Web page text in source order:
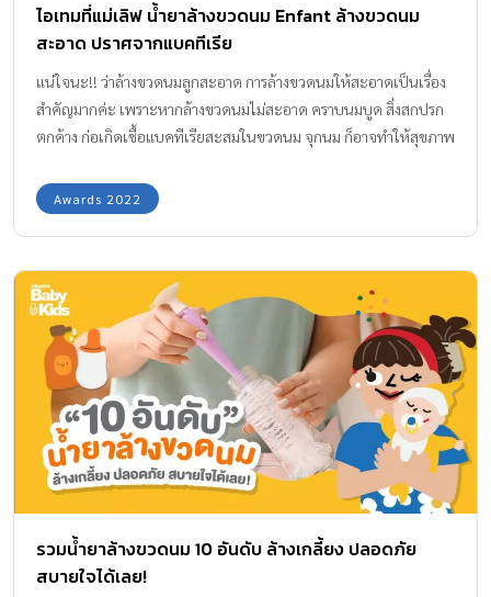
ไอเทมที่แม่เลิฟ น้ำยาล้างขวดนม Enfant ล้างขวดนม
สะอาด ปราศจากแบคทีเรีย
แน่ใจนะ!! ว่าล้างขวดนมลูกสะอาด การล้างขวดนมให้สะอาดเป็นเรื่อง
สำคัญมากค่ะ เพราะหากล้างขวดนมไม่สะอาด คราบนมบูด สิ่งสกปรก
ตกค้าง ก่อเกิดเชื้อแบคทีเรียสะสมในขวดนม จุกนม ก็อาจทำให้สุขภาพ
แรก เป็น first priority ของคุณพ่อคุณแม่ที่ต้องใส่ใจอย่างที่สุด ก็คือ
การทำความสะอาดที่ต้องสะอาดแบบหมดจด ไม่เหลือกลิ่น คราบ
อาหารให้ลูกในแต่ละวัน ซึ่งตัวช่วยดีสุดที่จะสามารถจัดการขจัดกลิ่น
คราบนมได้อย่างอยู่หมัด ก็ต้องนี่เลยค่ะ “น้ำยาล้างขวดนม” ไอเทม
เด็ดที่คุณพ่อคุณแม่มือใหม่ต้องใช้กันทุกครัวเรือน แต่ย้ำค่ะว่า ขวดนม
จุกนม ภาชนะใส่อาหารของลูก ต้องล้างทำความสะอาดด้วยน้ำยาล้าง
ขวดนมสำหรับเด็กเท่านั้น!! เพราะมีความอ่อนโยน และปลอดภัยจาก
สารเคมีตกค้างค่ะ กองบรรณาธิการ Amarin Baby & Kids ขอแนะนำไอ
เทมที่แม่ ๆ เขาเลิฟกันมาก และก็บอกต่อแนะนำให้ใช้มาค่ะ ซึ่งทางเรา
ได้ลองใช้แล้วก็ดีจริงสมคำร่ำลือ และนี่ก็คือ น้ำยาล้างขวดนม Enfant
สูตรผสมออร์แกนิคทีทรีออยล์ ใช้ดีจนแม่ ๆ เลิฟแบบนี้ ไม่แปลกใจว่า
ทำไมถึงเข้าตากรรมการจนต้องมอบรางวัลการันตีคุณภาพให้เลยค่ะ […]
Awards 2022
รวมน้ำยาล้างขวดนม 10 อันดับ ล้างเกลี้ยง ปลอดภัย
สบายใจได้เลย!